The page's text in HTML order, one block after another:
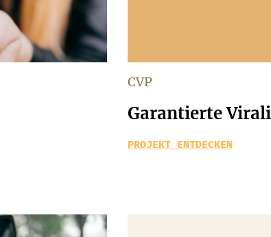
CVP
Garantierte
PROJEKT ENTDECKEN